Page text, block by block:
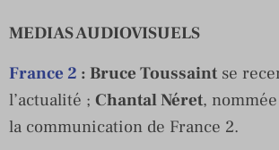
MEDIAS AUDIOVISUELS
France 2 : Bruce Toussaintse
l’actualité ; Chantal Néret,
la communication de France 2.